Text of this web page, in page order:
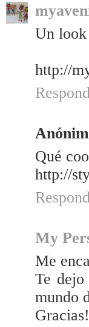
Un look
http://
Qué
http://
My
Me
Te
mundo
Gracias!